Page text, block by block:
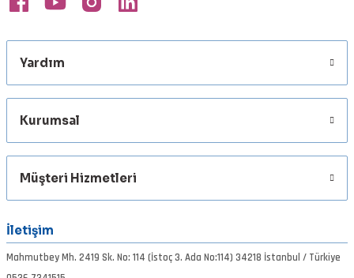
Gönder
Yardım
Kurumsal
Müşteri Hizmetleri
İletişim
Mahmutbey Mh. 2419 Sk. No: 114 (İstoç 3. Ada No:114) 34218 İstanbul / Türkiye